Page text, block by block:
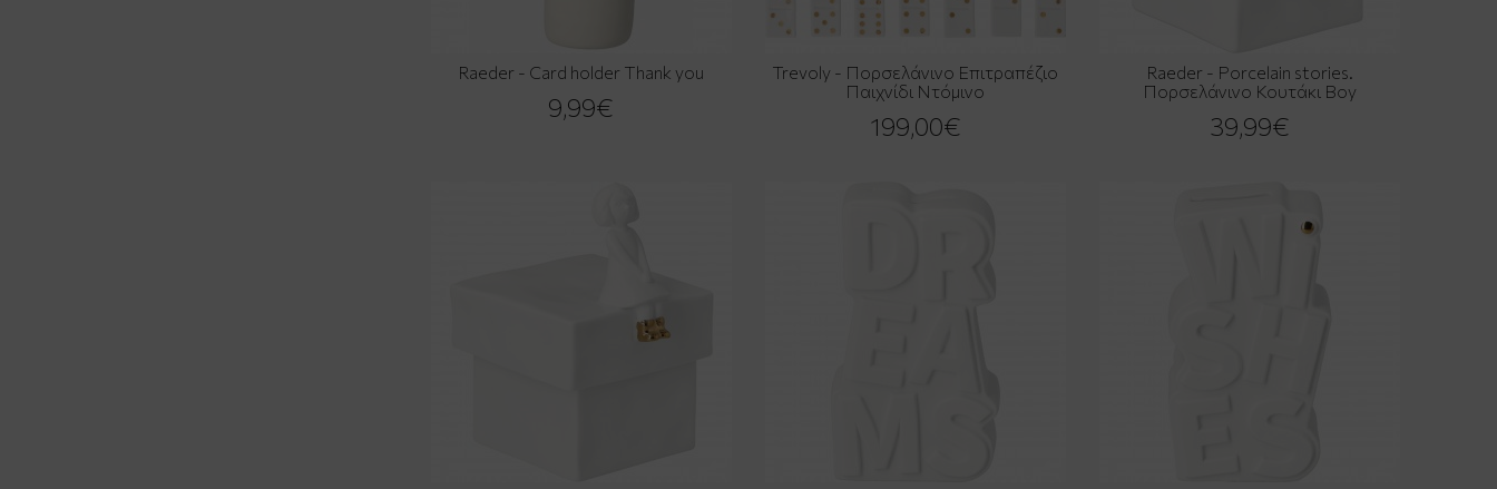
Raeder - Card holder Thank you
9,99€
Trevoly - Πορσελάνινο Επιτραπέζιο
Παιχνίδι Ντόμινο
199,00€
Raeder - Porcelain stories.
Πορσελάνινο Κουτάκι Boy
39,99€